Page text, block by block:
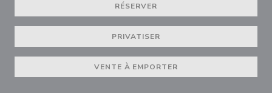
RÉSERVER
PRIVATISER
VENTE À EMPORTER